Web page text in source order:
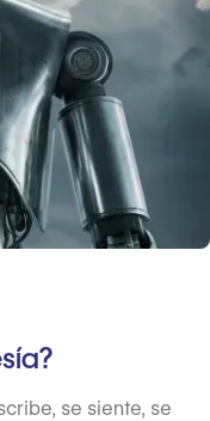
se siente, se